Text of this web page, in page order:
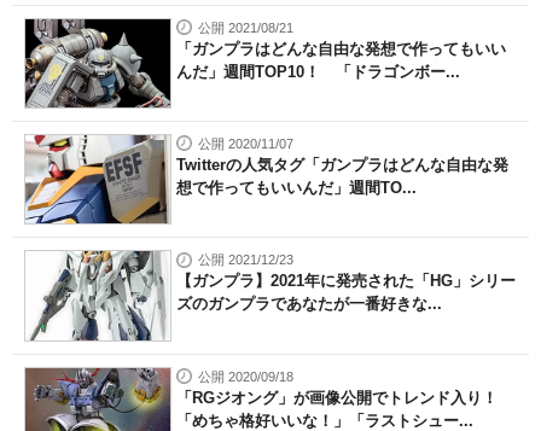
公開 2021/08/21
「ガンプラはどんな自由な発想で作ってもいい
んだ」週間TOP10！ 「ドラゴンボー...
公開 2020/11/07
Twitterの人気タグ「ガンプラはどんな自由な発
想で作ってもいいんだ」週間TO...
公開 2021/12/23
【ガンプラ】2021年に発売された「HG」シリー
ズのガンプラであなたが一番好きな...
公開 2020/09/18
「RGジオング」が画像公開でトレンド入り！
「めちゃ格好いいな！」「ラストシュー...